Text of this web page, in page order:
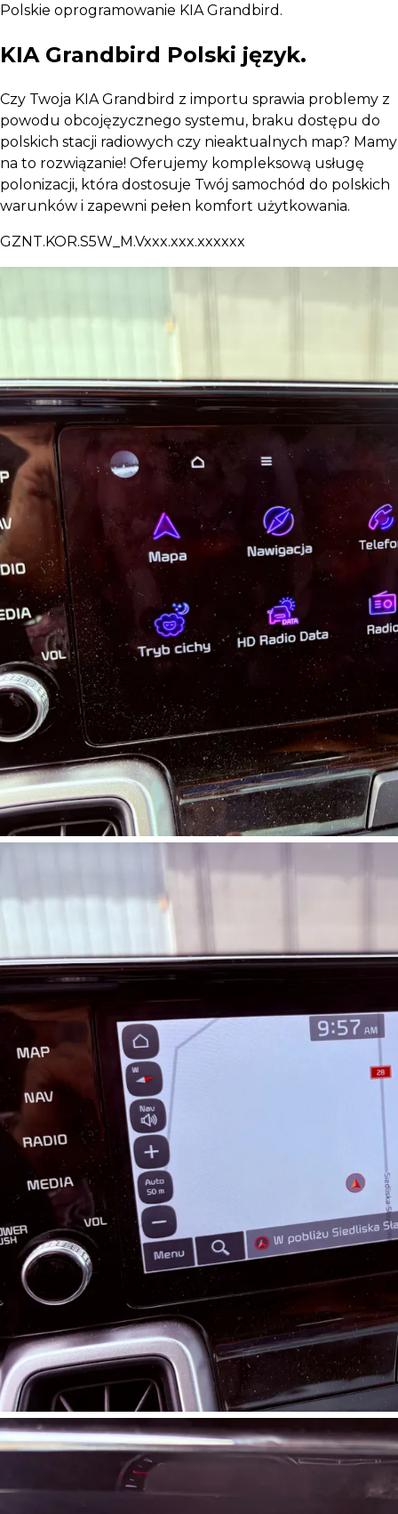
Polskie oprogramowanie KIA Grandbird.
KIA Grandbird Polski język.
Czy Twoja KIA Grandbird z importu sprawia problemy z
powodu obcojęzycznego systemu, braku dostępu do
polskich stacji radiowych czy nieaktualnych map? Mamy
na to rozwiązanie! Oferujemy kompleksową usługę
polonizacji, która dostosuje Twój samochód do polskich
warunków i zapewni pełen komfort użytkowania.
GZNT.KOR.S5W_M.Vxxx.xxx.xxxxxx